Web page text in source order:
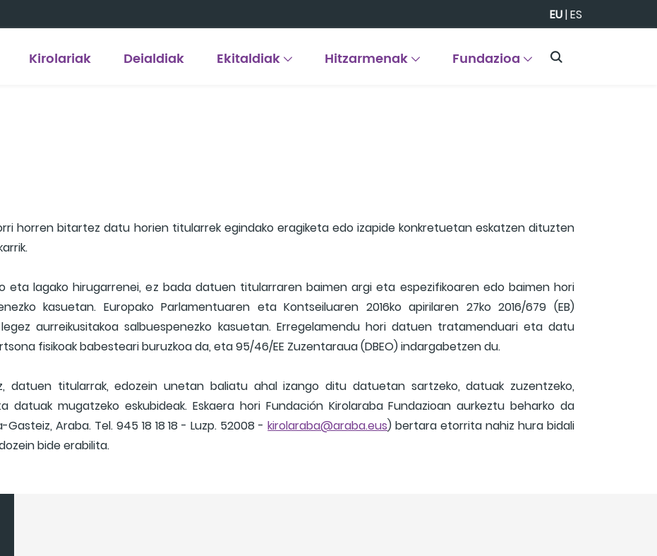
EU|ES
Kirolariak Deialdiak Ekitaldiak Hitzarmenak Fundazioa
horren bitartez datu horien titularrek egindako eragiketa edo izapide konkretuetan eskatzen dituzten
eta lagako hirugarrenei, ez bada datuen titularraren baimen argi eta espezifikoaren edo baimen hori
kasuetan. Europako Parlamentuaren eta Kontseiluaren 2016ko apirilaren 27ko 2016/679 (EB)
aurreikusitakoa salbuespenezko kasuetan. Erregelamendu hori datuen tratamenduari eta datu
fisikoak babesteari buruzkoa da, eta 95/46/EE Zuzentaraua (DBEO) indargabetzen du.
datuen titularrak, edozein unetan baliatu ahal izango ditu datuetan sartzeko, datuak zuzentzeko,
mugatzeko eskubideak. Eskaera hori Fundación Kirolaraba Fundazioan aurkeztu beharko da
Gasteiz, Araba. Tel. 945 18 18 18 - Luzp. 52008 -kirolaraba@araba.eus) bertara etorrita nahiz hura bidali
bide erabilita.